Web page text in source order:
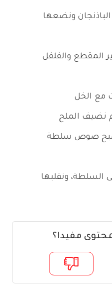
ونضعها
المقطع والفلفل
مع الخل
نضيف الملح
صوص سلطة
ونقلبها
مفيدا؟